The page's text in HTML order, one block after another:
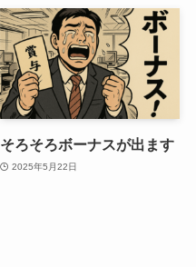
そろそろボーナスが出ます
2025年5月22日